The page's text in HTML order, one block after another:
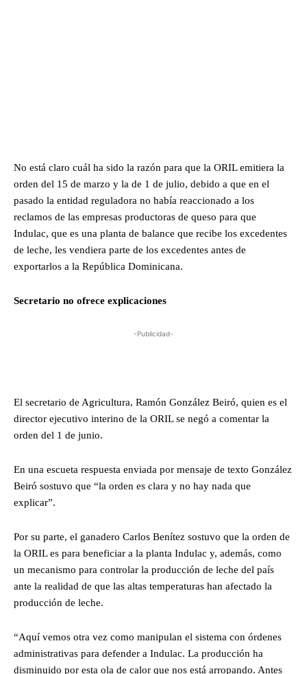
No está claro cuál ha sido la razón para que la ORIL emitiera la
orden del 15 de marzo y la de 1 de julio, debido a que en el
pasado la entidad reguladora no había reaccionado a los
reclamos de las empresas productoras de queso para que
Indulac, que es una planta de balance que recibe los excedentes
de leche, les vendiera parte de los excedentes antes de
exportarlos a la República Dominicana.
Secretario no ofrece explicaciones
-Publicidad-
El secretario de Agricultura, Ramón González Beiró, quien es el
director ejecutivo interino de la ORIL se negó a comentar la
orden del 1 de junio.
En una escueta respuesta enviada por mensaje de texto González
Beiró sostuvo que “la orden es clara y no hay nada que
explicar”.
Por su parte, el ganadero Carlos Benítez sostuvo que la orden de
la ORIL es para beneficiar a la planta Indulac y, además, como
un mecanismo para controlar la producción de leche del país
ante la realidad de que las altas temperaturas han afectado la
producción de leche.
“Aquí vemos otra vez como manipulan el sistema con órdenes
administrativas para defender a Indulac. La producción ha
disminuido por esta ola de calor que nos está arropando. Antes